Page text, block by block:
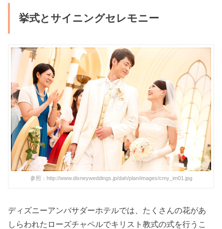
挙式とサイニングセレモニー
参照：http://www.disneyweddings.jp/dah/plan/images/cmy_im01.jpg
ディズニーアンバサダーホテルでは、たくさんの花があ
しらわれたローズチャペルでキリスト教式の式を行うこ